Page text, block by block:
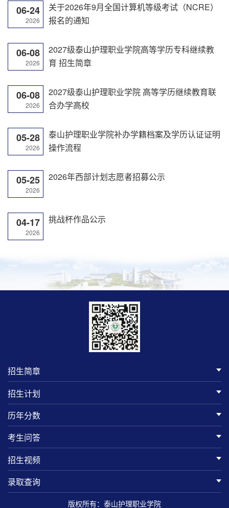
06-24
2026
关于2026年9月全国计算机等级考试（NCRE）
报名的通知
06-08
2026
2027级泰山护理职业学院高等学历专科继续教
育 招生简章
06-08
2026
2027级泰山护理职业学院 高等学历继续教育联
合办学高校
05-28
2026
泰山护理职业学院补办学籍档案及学历认证证明
操作流程
05-25
2026
2026年西部计划志愿者招募公示
04-17
2026
挑战杯作品公示
招生简章
招生计划
历年分数
考生问答
招生视频
录取查询
版权所有：泰山护理职业学院